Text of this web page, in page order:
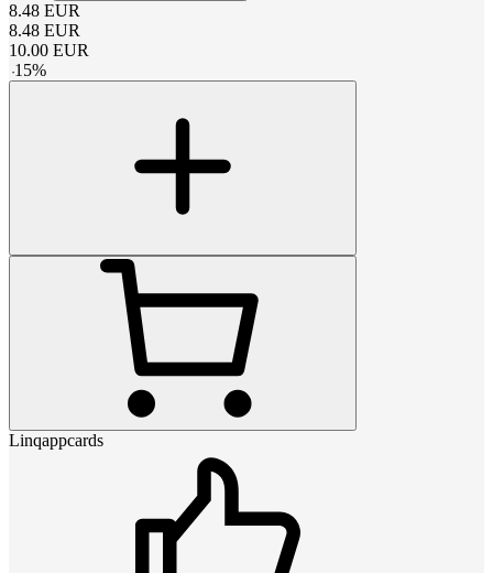
8.48 EUR
8.48 EUR
10.00 EUR
-15%
Linqappcards